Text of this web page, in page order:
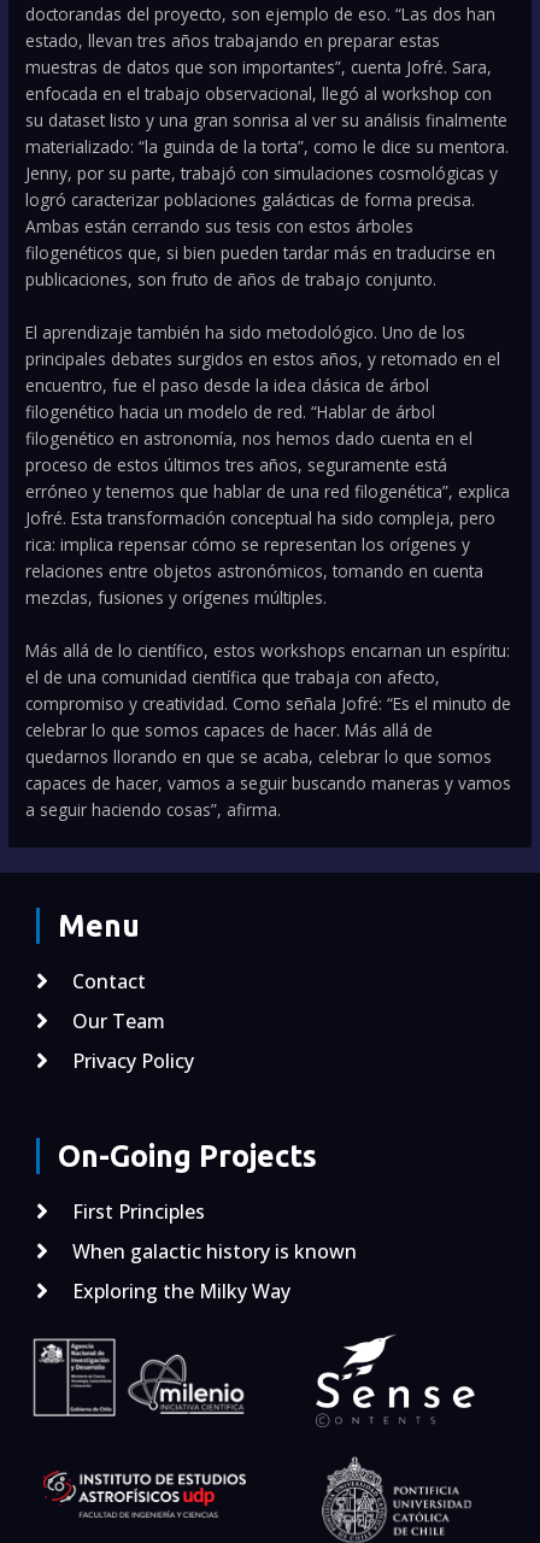
doctorandas del proyecto, son ejemplo de eso. “Las dos han
estado, llevan tres años trabajando en preparar estas
muestras de datos que son importantes”, cuenta Jofré. Sara,
enfocada en el trabajo observacional, llegó al workshop con
su dataset listo y una gran sonrisa al ver su análisis finalmente
materializado: “la guinda de la torta”, como le dice su mentora.
Jenny, por su parte, trabajó con simulaciones cosmológicas y
logró caracterizar poblaciones galácticas de forma precisa.
Ambas están cerrando sus tesis con estos árboles
filogenéticos que, si bien pueden tardar más en traducirse en
publicaciones, son fruto de años de trabajo conjunto.
El aprendizaje también ha sido metodológico. Uno de los
principales debates surgidos en estos años, y retomado en el
encuentro, fue el paso desde la idea clásica de árbol
filogenético hacia un modelo de red. “Hablar de árbol
filogenético en astronomía, nos hemos dado cuenta en el
proceso de estos últimos tres años, seguramente está
erróneo y tenemos que hablar de una red filogenética”, explica
Jofré. Esta transformación conceptual ha sido compleja, pero
rica: implica repensar cómo se representan los orígenes y
relaciones entre objetos astronómicos, tomando en cuenta
mezclas, fusiones y orígenes múltiples.
Más allá de lo científico, estos workshops encarnan un espíritu:
el de una comunidad científica que trabaja con afecto,
compromiso y creatividad. Como señala Jofré: “Es el minuto de
celebrar lo que somos capaces de hacer. Más allá de
quedarnos llorando en que se acaba, celebrar lo que somos
capaces de hacer, vamos a seguir buscando maneras y vamos
a seguir haciendo cosas”, afirma.
Menu
Contact
Our Team
Privacy Policy
On-Going Projects
First Principles
When galactic history is known
Exploring the Milky Way